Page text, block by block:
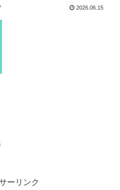
ね。大型IPOがその後どうなっ
ていくのかは神のみぞ知る...
2026.06.15
ーリンク